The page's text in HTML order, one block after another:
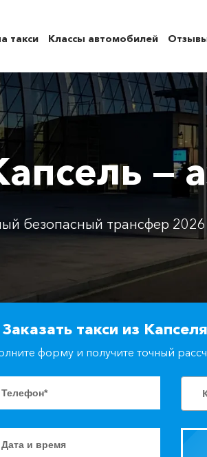
такси Классы автомобилей
—
безопасный трансфер
Заказать такси из
форму и получите точный